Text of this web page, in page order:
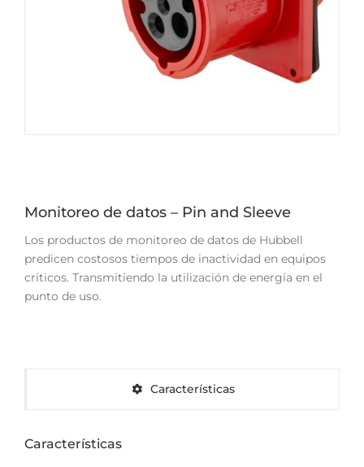
Monitoreo de datos – Pin and Sleeve
Los productos de monitoreo de datos de Hubbell
predicen costosos tiempos de inactividad en equipos
críticos. Transmitiendo la utilización de energía en el
punto de uso.
Características
Características